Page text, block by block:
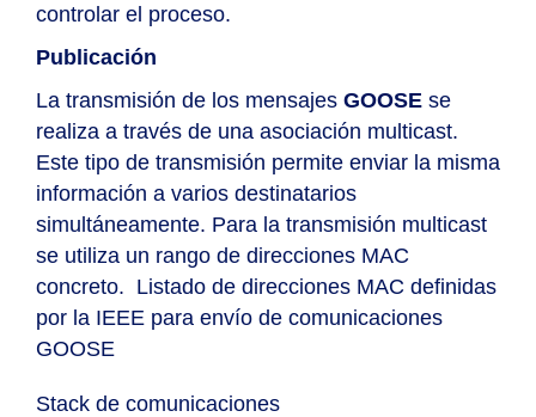
controlar el proceso.
Publicación
La transmisión de los mensajes GOOSE se
realiza a través de una asociación multicast.
Este tipo de transmisión permite enviar la misma
información a varios destinatarios
simultáneamente. Para la transmisión multicast
se utiliza un rango de direcciones MAC
concreto. Listado de direcciones MAC definidas
por la IEEE para envío de comunicaciones
GOOSE
Stack de comunicaciones